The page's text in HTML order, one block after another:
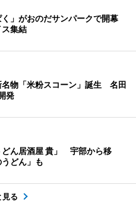
く」がおのだサンパークで開幕
集結
名物「米粉スコーン」誕生 名田
発
どん居酒屋 貴」 宇部から移
どん」も
見る